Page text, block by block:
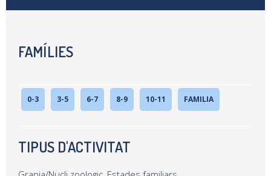
FAMÍLIES
0-3 3-5 6-7 8-9 10-11 FAMILIA
TIPUS D'ACTIVITAT